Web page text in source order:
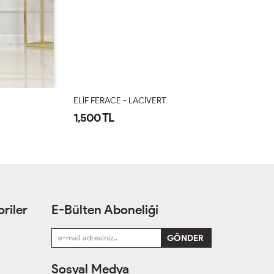
ELİF FERACE - LACİVERT
1,500 TL
E-Bülten Aboneliği
Sosyal Medya